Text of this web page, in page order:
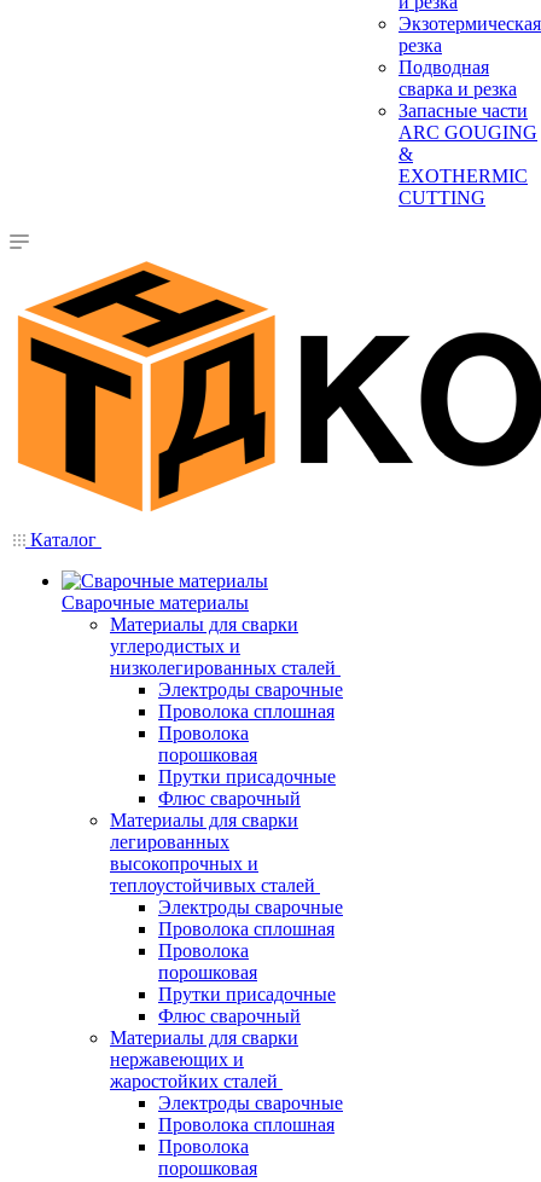
Экзотермическая
резка
Подводная
сварка и резка
Запасные части
ARC GOUGING
&
EXOTHERMIC
CUTTING
Каталог
Сварочные материалы
Материалы для сварки
углеродистых и
низколегированных сталей
Электроды сварочные
Проволока сплошная
Проволока
порошковая
Прутки присадочные
Флюс сварочный
Материалы для сварки
легированных
высокопрочных и
теплоустойчивых сталей
Электроды сварочные
Проволока сплошная
Проволока
порошковая
Прутки присадочные
Флюс сварочный
Материалы для сварки
нержавеющих и
жаростойких сталей
Электроды сварочные
Проволока сплошная
Проволока
порошковая